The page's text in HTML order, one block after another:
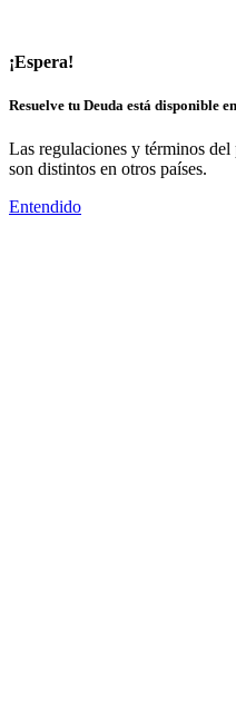
¡Espera!
Resuelve tu Deuda está disponible en
Las regulaciones y términos del
son distintos en otros países.
Entendido